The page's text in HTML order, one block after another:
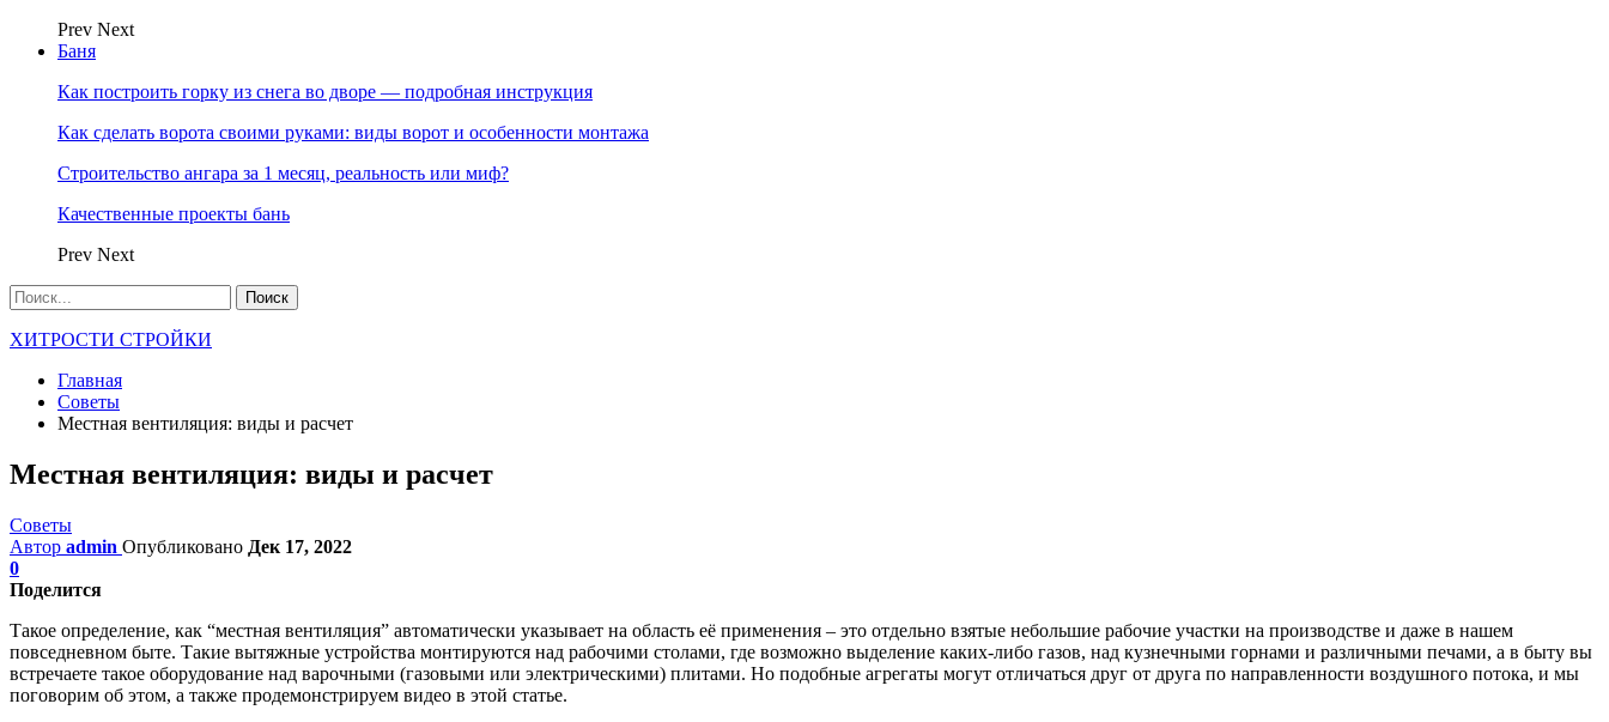
Prev Next
Баня
Как построить горку из снега во дворе — подробная инструкция
Как сделать ворота своими руками: виды ворот и особенности монтажа
Строительство ангара за 1 месяц, реальность или миф?
Качественные проекты бань
Prev Next
ХИТРОСТИ СТРОЙКИ
Главная
Советы
Местная вентиляция: виды и расчет
Местная вентиляция: виды и расчет
Советы
Автор admin Опубликовано Дек 17, 2022
0
Поделится
Такое определение, как “местная вентиляция” автоматически указывает на область её применения – это отдельно взятые небольшие рабочие участки на производстве и даже в нашем
повседневном быте. Такие вытяжные устройства монтируются над рабочими столами, где возможно выделение каких-либо газов, над кузнечными горнами и различными печами, а в быту вы
встречаете такое оборудование над варочными (газовыми или электрическими) плитами. Но подобные агрегаты могут отличаться друг от друга по направленности воздушного потока, и мы
поговорим об этом, а также продемонстрируем видео в этой статье.